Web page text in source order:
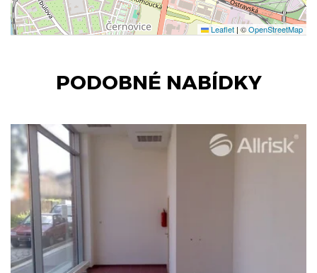
Leaflet| ©OpenStreetMap
PODOBNÉ NABÍDKY